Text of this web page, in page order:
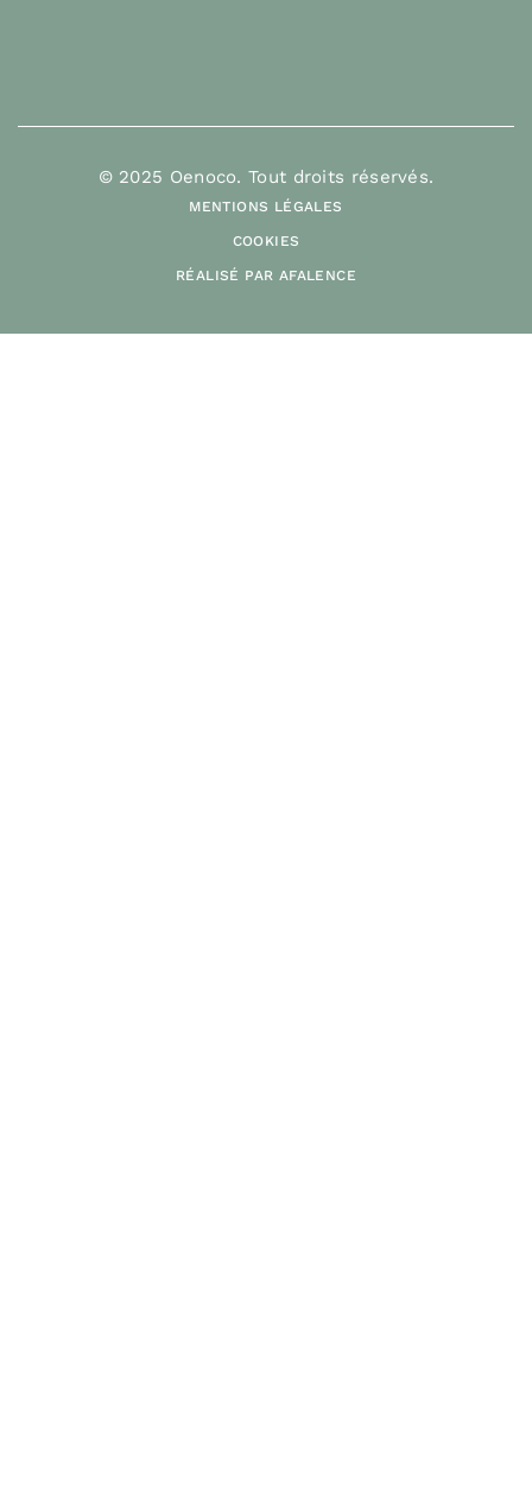
© 2025 Oenoco. Tout droits réservés.
MENTIONS LÉGALES
COOKIES
RÉALISÉ PAR AFALENCE